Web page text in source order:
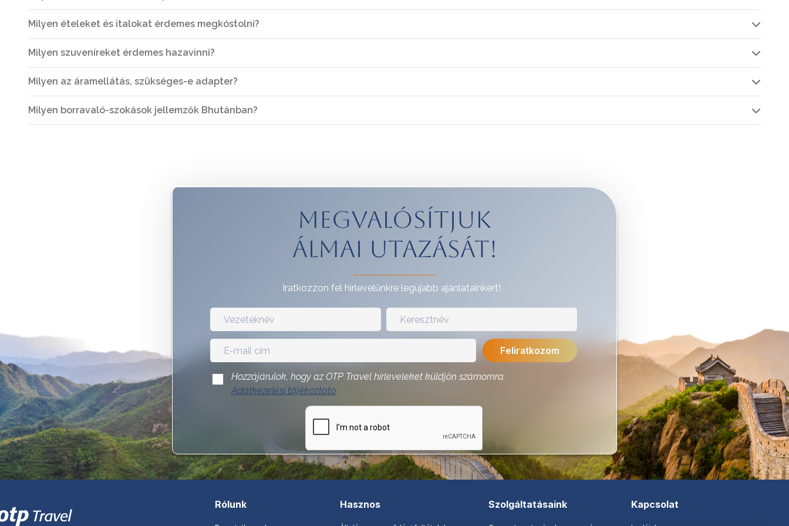
Milyen ételeket és italokat érdemes megkóstolni?
Milyen szuveníreket érdemes hazavinni?
Milyen az áramellátás, szükséges-e adapter?
Milyen borravaló-szokások jellemzők Bhutánban?
Megvalósítjuk
álmai utazását!
Iratkozzon fel hírlevelünkre legújabb ajánlatainkért!
Hozzájárulok, hogy az OTP Travel hírleveleket küldjön számomra.
Adatkezelési tájékoztató
Rólunk Hasznos Szolgáltatásaink Kapcsolat